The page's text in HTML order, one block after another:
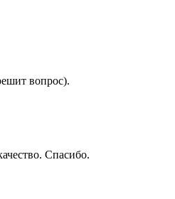
вопрос).
Спасибо.